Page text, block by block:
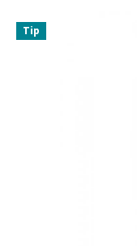
Tip